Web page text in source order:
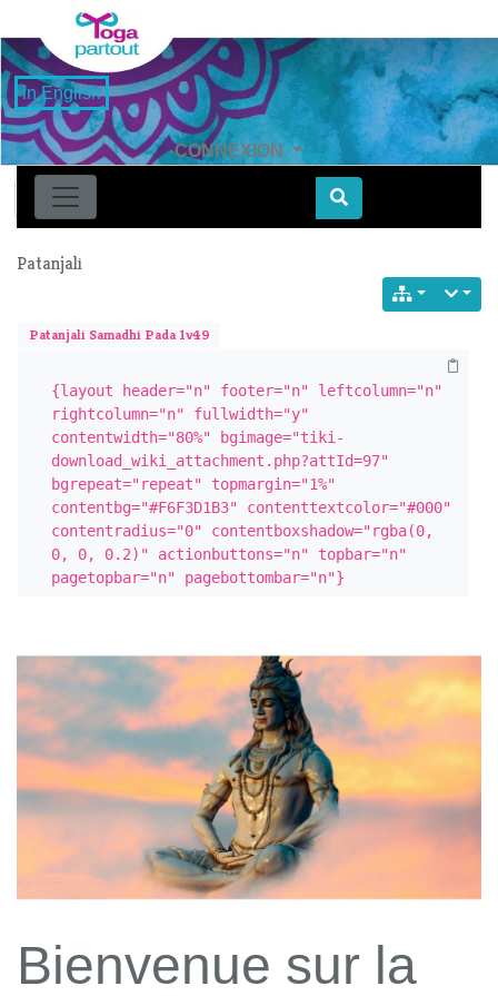
in English
CONNEXION
Find
Patanjali
Patanjali Samadhi Pada 1v49
{layout header="n" footer="n" leftcolumn="n"
rightcolumn="n" fullwidth="y"
contentwidth="80%" bgimage="tiki-
download_wiki_attachment.php?attId=97"
bgrepeat="repeat" topmargin="1%"
contentbg="#F6F3D1B3" contenttextcolor="#000"
contentradius="0" contentboxshadow="rgba(0,
0, 0, 0.2)" actionbuttons="n" topbar="n"
pagetopbar="n" pagebottombar="n"}
Bienvenue sur la